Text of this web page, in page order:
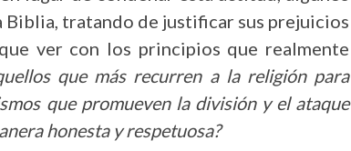
Biblia, tratando de justificar sus prejuicios
ver con los principios que realmente
que más recurren a la religión para
que promueven la división y el ataque
honesta y respetuosa?